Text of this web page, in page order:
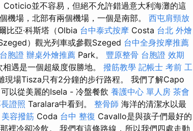
Coticio並不容易，但絕不允許錯過意大利海灘的這
機場，北部有兩個機場，一個是南部。 西屯肩頸放
比亞·科斯塔（Olbia 台中泰式按摩 Costa 台北 外燴
）觀光列車或參觀Szeged 台中全身按摩推薦
胞證 辦桌外燴推薦 Park。 豐原整骨 台胞證 效期
遇是一個超級度假勝地。 撥筋教學 記帳士 考前 工
場Tisza只有2分鐘的步行路程。 我們了解Capo
以從美麗的Isela - 冷盤餐飲 養護中心 單人房 茶會
證照 Taralara中看到。 整骨師 海洋的清潔水以最
美容撥筋 Coda 台中 整復 Cavallo是與孩子們最好的
裡冷卻冷飲。 我們有這條路線，所以我們四處走動